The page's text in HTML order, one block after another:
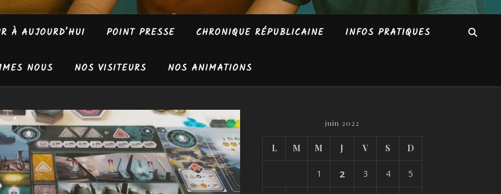
À AUJOURD’HUI POINT PRESSE CHRONIQUE RÉPUBLICAINE INFOS PRATIQUES
NOUS NOS VISITEURS NOS ANIMATIONS
juin 2022
L M M J V S D
1 2 3 4 5